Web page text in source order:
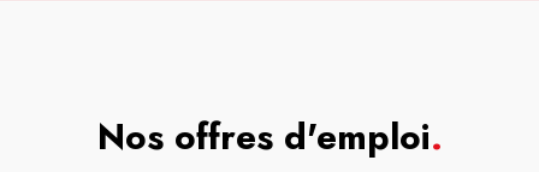
Nos offres d'emploi.